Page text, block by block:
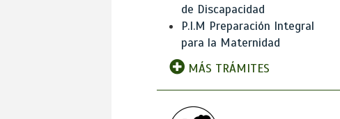
de Discapacidad
P.I.M Preparación Integral
para la Maternidad
MÁS TRÁMITES